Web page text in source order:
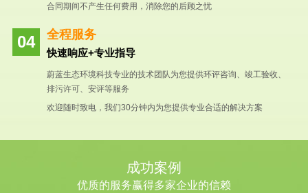
合同期间不产生任何费用，消除您的后顾之忧
全程服务
快速响应+专业指导
蔚蓝生态环境科技专业的技术团队为您提供环评咨询、竣工验收、
排污许可、安评等服务
欢迎随时致电，我们30分钟内为您提供专业合适的解决方案
成功案例
优质的服务赢得多家企业的信赖